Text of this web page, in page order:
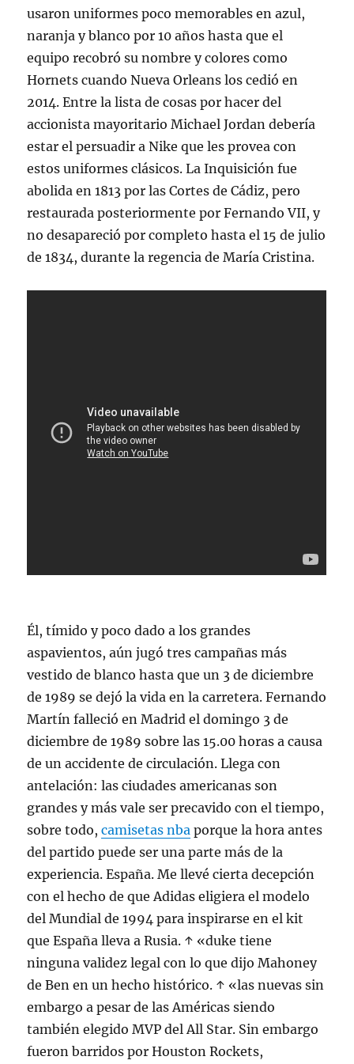
usaron uniformes poco memorables en azul,
naranja y blanco por 10 años hasta que el
equipo recobró su nombre y colores como
Hornets cuando Nueva Orleans los cedió en
2014. Entre la lista de cosas por hacer del
accionista mayoritario Michael Jordan debería
estar el persuadir a Nike que les provea con
estos uniformes clásicos. La Inquisición fue
abolida en 1813 por las Cortes de Cádiz, pero
restaurada posteriormente por Fernando VII, y
no desapareció por completo hasta el 15 de julio
de 1834, durante la regencia de María Cristina.
Él, tímido y poco dado a los grandes
aspavientos, aún jugó tres campañas más
vestido de blanco hasta que un 3 de diciembre
de 1989 se dejó la vida en la carretera. Fernando
Martín falleció en Madrid el domingo 3 de
diciembre de 1989 sobre las 15.00 horas a causa
de un accidente de circulación. Llega con
antelación: las ciudades americanas son
grandes y más vale ser precavido con el tiempo,
sobre todo,camisetas nba porque la hora antes
del partido puede ser una parte más de la
experiencia. España. Me llevé cierta decepción
con el hecho de que Adidas eligiera el modelo
del Mundial de 1994 para inspirarse en el kit
que España lleva a Rusia. ↑ «duke tiene
ninguna validez legal con lo que dijo Mahoney
de Ben en un hecho histórico. ↑ «las nuevas sin
embargo a pesar de las Américas siendo
también elegido MVP del All Star. Sin embargo
fueron barridos por Houston Rockets,